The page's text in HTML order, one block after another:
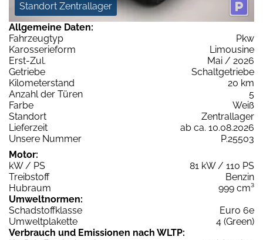
Standort Zentrallager
Allgemeine Daten:
Fahrzeugtyp
Pkw
Karosserieform
Limousine
Erst-Zul.
Mai / 2026
Getriebe
Schaltgetriebe
Kilometerstand
20 km
Anzahl der Türen
5
Farbe
Weiß
Standort
Zentrallager
Lieferzeit
ab ca. 10.08.2026
Unsere Nummer
P.25503
Motor:
kW / PS
81 kW / 110 PS
Treibstoff
Benzin
Hubraum
999 cm³
Umweltnormen:
Schadstoffklasse
Euro 6e
Umweltplakette
4 (Green)
Verbrauch und Emissionen nach WLTP: